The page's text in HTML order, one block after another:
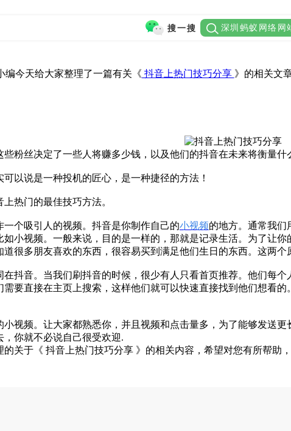
搜一搜 深圳蚂蚁网络网
编今天给大家整理了一篇有关《 抖音上热门技巧分享 》的相关文
些粉丝决定了一些人将赚多少钱，以及他们的抖音在未来将衡量什
说是一种投机的匠心，是一种捷径的方法！
热门的最佳技巧方法。
个吸引人的视频。抖音是你制作自己的小视频的地方。通常我们
小视频。一般来说，目的是一样的，那就是记录生活。为了让
很多朋友喜欢的东西，很容易买到满足他们生日的东西。这两个
音。当我们刷抖音的时候，很少有人只看首页推荐。他们每个
要直接在主页上搜索，这样他们就可以快速直接找到他们想看
频。让大家都熟悉你，并且视频和点击量多，为了能够发送更
你就不必说自己很受欢迎.
于《 抖音上热门技巧分享 》的相关内容，希望对您有所帮助